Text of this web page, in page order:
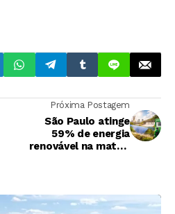
Próxima Postagem
São Paulo atinge
59% de energia
renovável na matriz
rodoviário